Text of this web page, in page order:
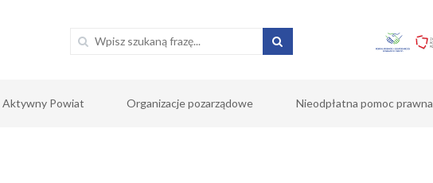
Aktywny Powiat Organizacje pozarządowe Nieodpłatna pomoc prawna